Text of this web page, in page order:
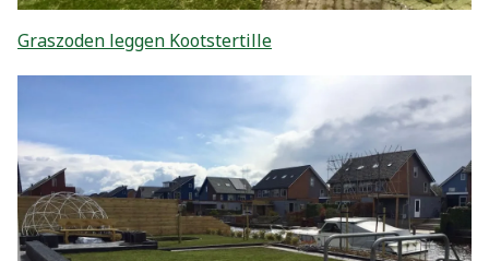
Graszoden leggen Kootstertille